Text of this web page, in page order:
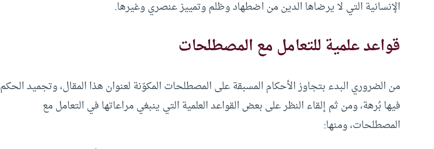
الإنسانية التي لا يرضاها الدين من اضطهاد وظلم وتمييز عنصري وغيرها.
قواعد علمية للتعامل مع المصطلحات
من الضروري البدء بتجاوز الأحكام المسبقة على المصطلحات المكوّنة لعنوان هذا المقال، وتجميد الحكم
فيها بُرهة، ومن ثم إلقاء النظر على بعض القواعد العلمية التي ينبغي مراعاتها في التعامل مع
المصطلحات، ومنها: